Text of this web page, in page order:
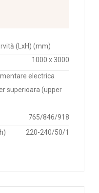
(LxH) (mm)
1000 x 3000
electrica
superioara (upper
765/846/918
220-240/50/1